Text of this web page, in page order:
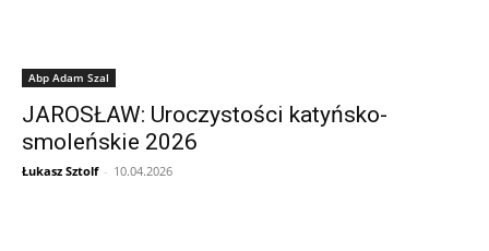
Abp Adam Szal
JAROSŁAW: Uroczystości katyńsko-
smoleńskie 2026
Łukasz Sztolf - 10.04.2026